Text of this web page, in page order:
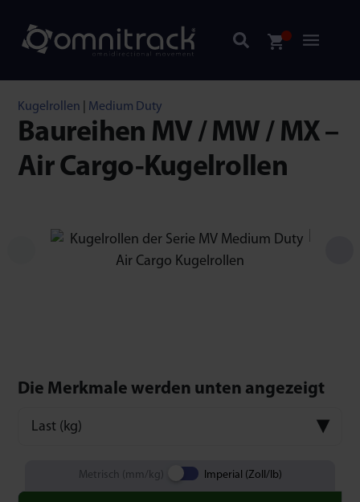
Kugelrollen Medium Duty
Baureihen MV / MW / MX –
Air Cargo-Kugelrollen
Die Merkmale werden unten angezeigt
Last (kg)
Metrisch (mm/kg) Imperial (Zoll/lb)